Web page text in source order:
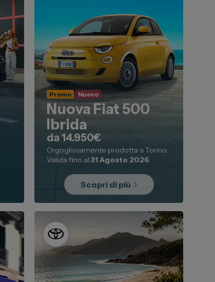
Promo Nuovo
Nuova Fiat 500
Ibrida
da 14.950€
Orgogliosamente prodotta a Torino.
Valida fino al 31 Agosto 2026
Scopri di più